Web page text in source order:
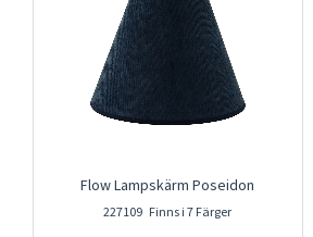
Flow Lampskärm Poseidon
227109 Finns i 7 Färger